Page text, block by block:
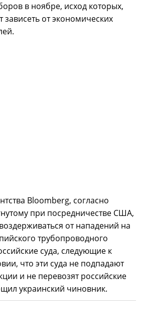
в ноябре, исход которых,
зависеть от экономических
Bloomberg, согласно
при посредничестве США,
от нападений на
трубопроводного
суда, следующие к
что эти суда не подпадают
и не перевозят российские
украинский чиновник.